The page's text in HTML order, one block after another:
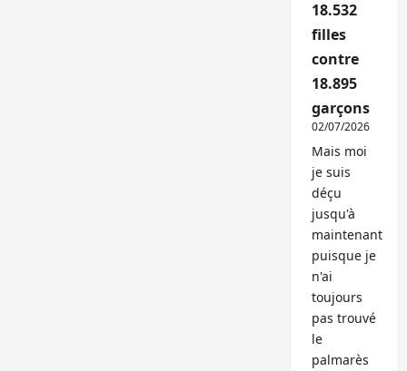
18.532
filles
contre
18.895
garçons
02/07/2026
Mais moi
je suis
déçu
jusqu'à
maintenant
puisque je
n'ai
toujours
pas trouvé
le
palmarès